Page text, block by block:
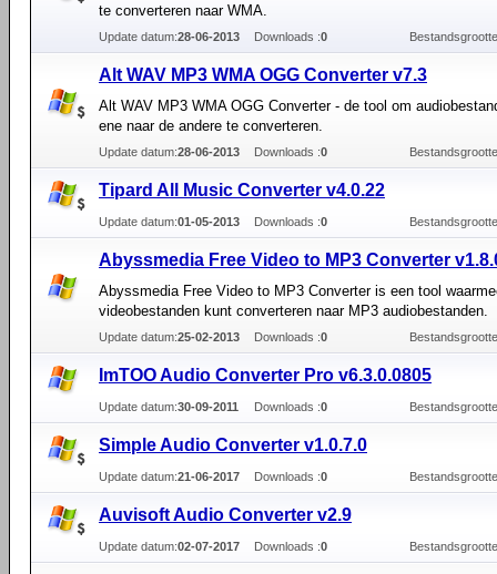
te converteren naar WMA.
Update datum:28-06-2013 Downloads :0
Alt WAV MP3 WMA OGG Converter v7.3
Alt WAV MP3 WMA OGG Converter - de tool om
ene naar de andere te converteren.
Update datum:28-06-2013 Downloads :0
Tipard All Music Converter v4.0.22
Update datum:01-05-2013 Downloads :0
Abyssmedia Free Video to MP3 Converter
Abyssmedia Free Video to MP3 Converter is een tool
videobestanden kunt converteren naar MP3 audiobestanden.
Update datum:25-02-2013 Downloads :0
ImTOO Audio Converter Pro v6.3.0.0805
Update datum:30-09-2011 Downloads :0
Simple Audio Converter v1.0.7.0
Update datum:21-06-2017 Downloads :0
Auvisoft Audio Converter v2.9
Update datum:02-07-2017 Downloads :0